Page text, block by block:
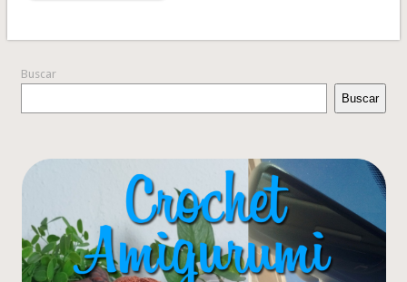
Buscar
Buscar